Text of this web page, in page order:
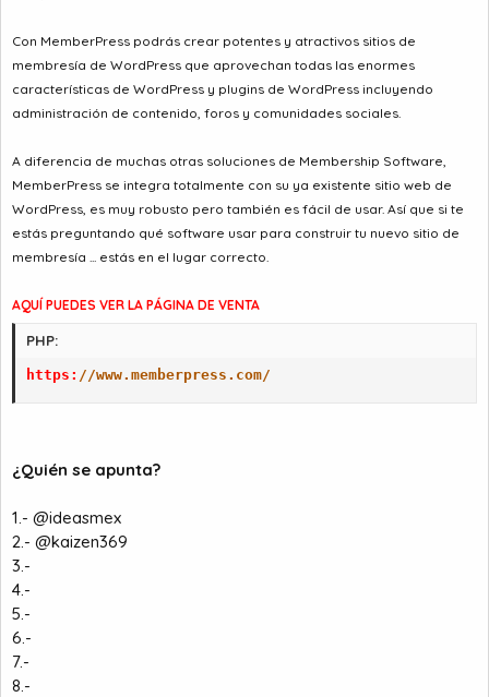
Con MemberPress podrás crear potentes y atractivos sitios de
membresía de WordPress que aprovechan todas las enormes
características de WordPress y plugins de WordPress incluyendo
administración de contenido, foros y comunidades sociales.
A diferencia de muchas otras soluciones de Membership Software,
MemberPress se integra totalmente con su ya existente sitio web de
WordPress, es muy robusto pero también es fácil de usar. Así que si te
estás preguntando qué software usar para construir tu nuevo sitio de
membresía ... estás en el lugar correcto.
AQUÍ PUEDES VER LA PÁGINA DE VENTA
PHP:
https : //www.memberpress.com/
¿Quién se apunta?
1.- @ideasmex
2.- @kaizen369
3.-
4.-
5.-
6.-
7.-
8.-